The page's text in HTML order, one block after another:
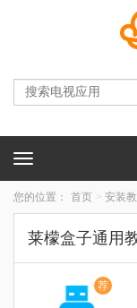
Toggle
您的位置： 首页 安装
莱檬盒子通用
荐